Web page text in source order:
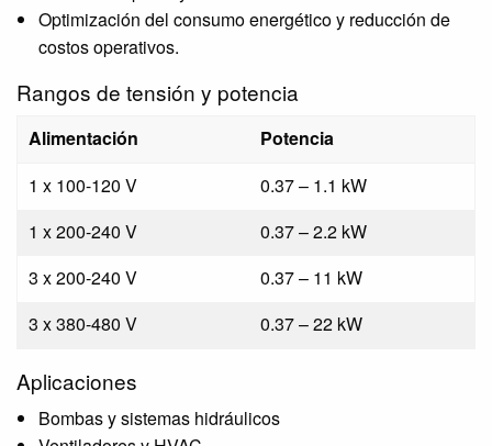
Optimización del consumo energético y reducción de
costos operativos.
Rangos de tensión y potencia
Alimentación
Potencia
1 x 100-120 V
0.37 – 1.1 kW
1 x 200-240 V
0.37 – 2.2 kW
3 x 200-240 V
0.37 – 11 kW
3 x 380-480 V
0.37 – 22 kW
Aplicaciones
Bombas y sistemas hidráulicos